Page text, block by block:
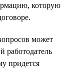
которую
может
работодатель
придется